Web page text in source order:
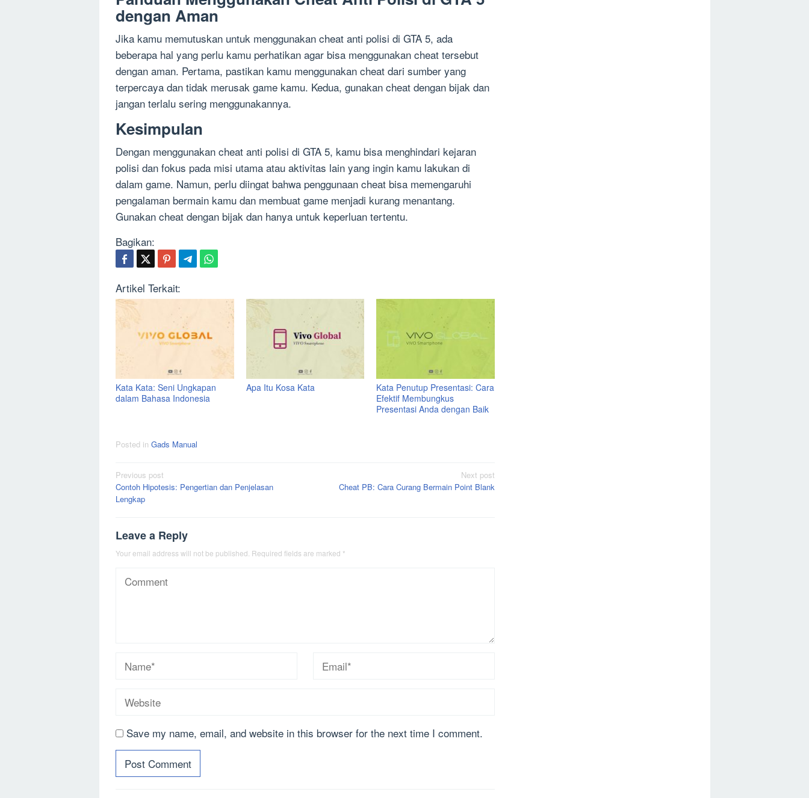
dengan Aman
Jika kamu memutuskan untuk menggunakan cheat anti polisi di GTA 5, ada
beberapa hal yang perlu kamu perhatikan agar bisa menggunakan cheat tersebut
dengan aman. Pertama, pastikan kamu menggunakan cheat dari sumber yang
terpercaya dan tidak merusak game kamu. Kedua, gunakan cheat dengan bijak dan
jangan terlalu sering menggunakannya.
Kesimpulan
Dengan menggunakan cheat anti polisi di GTA 5, kamu bisa menghindari kejaran
polisi dan fokus pada misi utama atau aktivitas lain yang ingin kamu lakukan di
dalam game. Namun, perlu diingat bahwa penggunaan cheat bisa memengaruhi
pengalaman bermain kamu dan membuat game menjadi kurang menantang.
Gunakan cheat dengan bijak dan hanya untuk keperluan tertentu.
Bagikan:
Artikel Terkait:
Kata Kata: Seni Ungkapan
dalam Bahasa Indonesia
Apa Itu Kosa Kata
Kata Penutup Presentasi: Cara
Efektif Membungkus
Presentasi Anda dengan Baik
Posted in Gads Manual
Post
navigation
Previous post
Contoh Hipotesis: Pengertian dan Penjelasan
Lengkap
Next post
Cheat PB: Cara Curang Bermain Point Blank
Leave a Reply
Your email address will not be published. Required fields are marked *
Save my name, email, and website in this browser for the next time I comment.